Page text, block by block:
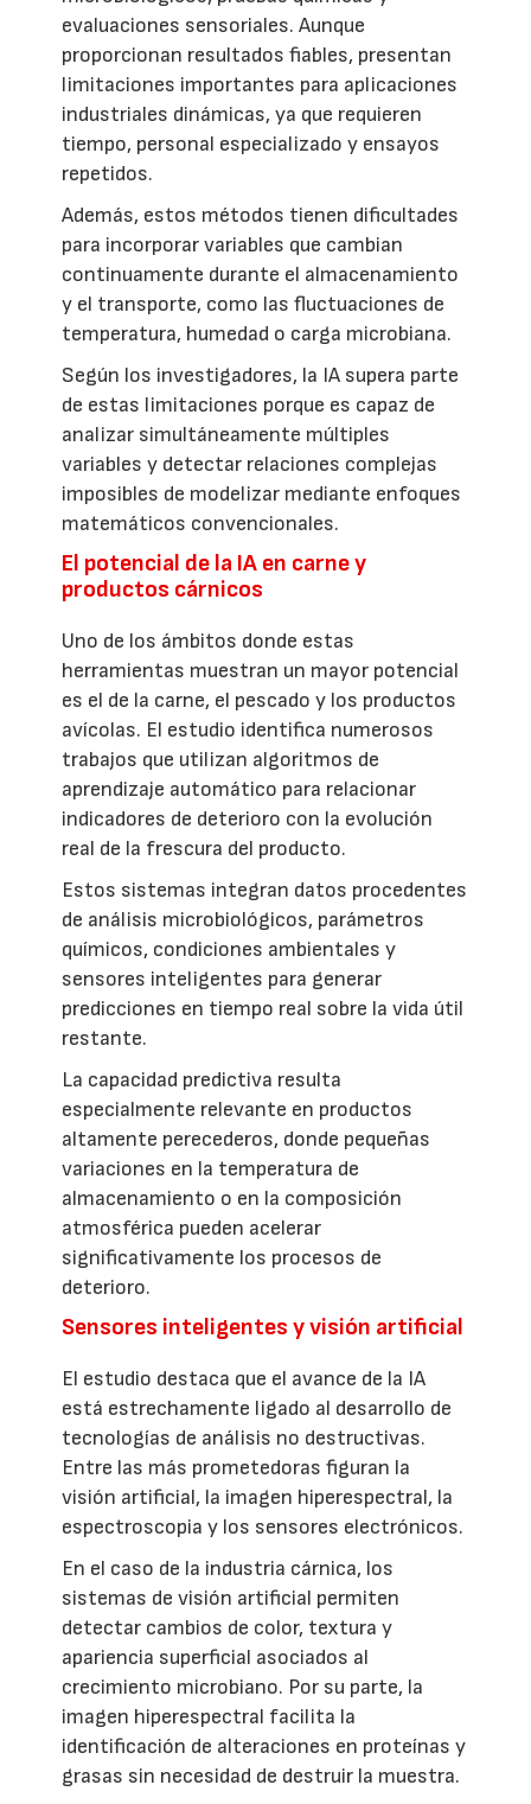
evaluaciones sensoriales. Aunque
proporcionan resultados fiables, presentan
limitaciones importantes para aplicaciones
industriales dinámicas, ya que requieren
tiempo, personal especializado y ensayos
repetidos.
Además, estos métodos tienen dificultades
para incorporar variables que cambian
continuamente durante el almacenamiento
y el transporte, como las fluctuaciones de
temperatura, humedad o carga microbiana.
Según los investigadores, la IA supera parte
de estas limitaciones porque es capaz de
analizar simultáneamente múltiples
variables y detectar relaciones complejas
imposibles de modelizar mediante enfoques
matemáticos convencionales.
El potencial de la IA en carne y
productos cárnicos
Uno de los ámbitos donde estas
herramientas muestran un mayor potencial
es el de la carne, el pescado y los productos
avícolas. El estudio identifica numerosos
trabajos que utilizan algoritmos de
aprendizaje automático para relacionar
indicadores de deterioro con la evolución
real de la frescura del producto.
Estos sistemas integran datos procedentes
de análisis microbiológicos, parámetros
químicos, condiciones ambientales y
sensores inteligentes para generar
predicciones en tiempo real sobre la vida útil
restante.
La capacidad predictiva resulta
especialmente relevante en productos
altamente perecederos, donde pequeñas
variaciones en la temperatura de
almacenamiento o en la composición
atmosférica pueden acelerar
significativamente los procesos de
deterioro.
Sensores inteligentes y visión artificial
El estudio destaca que el avance de la IA
está estrechamente ligado al desarrollo de
tecnologías de análisis no destructivas.
Entre las más prometedoras figuran la
visión artificial, la imagen hiperespectral, la
espectroscopia y los sensores electrónicos.
En el caso de la industria cárnica, los
sistemas de visión artificial permiten
detectar cambios de color, textura y
apariencia superficial asociados al
crecimiento microbiano. Por su parte, la
imagen hiperespectral facilita la
identificación de alteraciones en proteínas y
grasas sin necesidad de destruir la muestra.